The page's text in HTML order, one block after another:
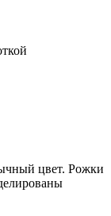
цвет. Рожки